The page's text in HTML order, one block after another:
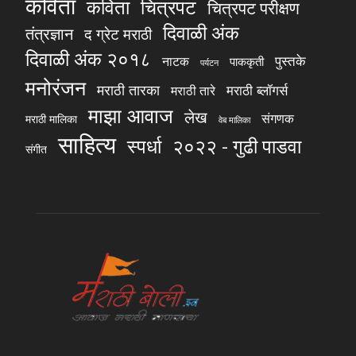
कविता चित्रपट चित्रपट परीक्षण
तंत्रज्ञान द ग्रेट मराठी दिवाळी अंक
दिवाळी अंक २०१८
नाटक पर्यटन पाककृती पुस्तके
मनोरंजन मराठी तारका मराठी तारे मराठी ब्लॉगर्स
मराठी मालिका माझा आवाज लेख वेब मालिका संगणक
संगीत साहित्य स्पर्धा २०२२ - गुढी पाडवा